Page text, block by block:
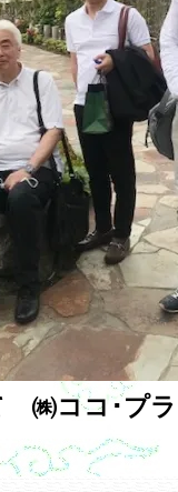
㈱ココ･プラ